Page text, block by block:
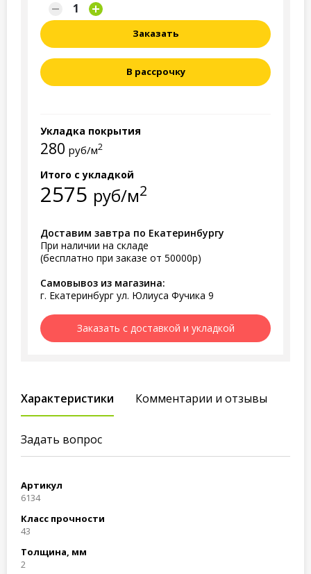
Заказать
В рассрочку
Укладка покрытия
280 руб/м2
Итого с укладкой
2575 руб/м2
Доставим завтра по Екатеринбургу
При наличии на складе
(бесплатно при заказе от 50000р)
Самовывоз из магазина:
г. Екатеринбург ул. Юлиуса Фучика 9
Заказать с доставкой и укладкой
Характеристики Комментарии и отзывы
Задать вопрос
Артикул
6134
Класс прочности
43
Толщина, мм
2